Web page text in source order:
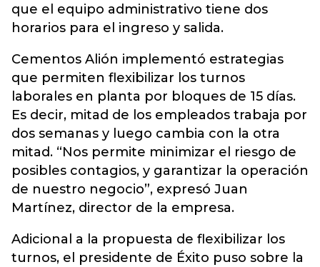
que el equipo administrativo tiene dos
horarios para el ingreso y salida.
Cementos Alión implementó estrategias
que permiten flexibilizar los turnos
laborales en planta por bloques de 15 días.
Es decir, mitad de los empleados trabaja por
dos semanas y luego cambia con la otra
mitad. “Nos permite minimizar el riesgo de
posibles contagios, y garantizar la operación
de nuestro negocio”, expresó Juan
Martínez, director de la empresa.
Adicional a la propuesta de flexibilizar los
turnos, el presidente de Éxito puso sobre la